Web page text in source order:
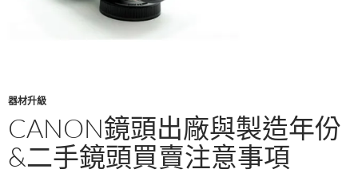
器材升級
CANON鏡頭出廠與製造年份
&二手鏡頭買賣注意事項